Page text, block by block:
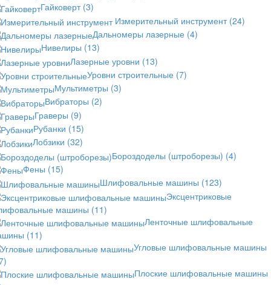
Гайковерт (3)
Измерительный инструмент (24)
Дальномеры лазерные (4)
Нивелиры (13)
Лазерные уровни (13)
Уровни строительные (7)
Мультиметры (3)
Вибраторы (2)
Граверы (9)
Рубанки (15)
Лобзики (32)
Бороздоделы (штроборезы) (4)
Фены (15)
Шлифовальные машины (123)
Эксцентриковые
машины (11)
Ленточные шлифовальные
(11)
Угловые шлифовальные машины
Плоские шлифовальные машины